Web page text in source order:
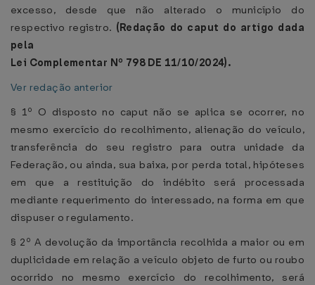
excesso, desde que não alterado o município do
respectivo registro. (Redação do caput do artigo dada
pela
Lei Complementar Nº 798 DE 11/10/2024).
Ver redação anterior
§ 1º O disposto no caput não se aplica se ocorrer, no
mesmo exercício do recolhimento, alienação do veículo,
transferência do seu registro para outra unidade da
Federação, ou ainda, sua baixa, por perda total, hipóteses
em que a restituição do indébito será processada
mediante requerimento do interessado, na forma em que
dispuser o regulamento.
§ 2º A devolução da importância recolhida a maior ou em
duplicidade em relação a veículo objeto de furto ou roubo
ocorrido no mesmo exercício do recolhimento, será